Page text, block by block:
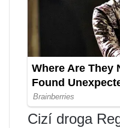
Cizí droga